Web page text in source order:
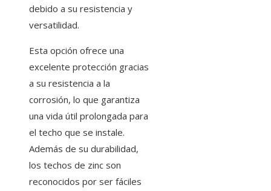
debido a su resistencia y
versatilidad.
Esta opción ofrece una
excelente protección gracias
a su resistencia a la
corrosión, lo que garantiza
una vida útil prolongada para
el techo que se instale.
Además de su durabilidad,
los techos de zinc son
reconocidos por ser fáciles